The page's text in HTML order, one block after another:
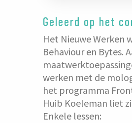
Geleerd op het
Het Nieuwe Werken
Behaviour en Bytes.
werken met de
het programma
Huib Koeleman liet
Enkele lessen: